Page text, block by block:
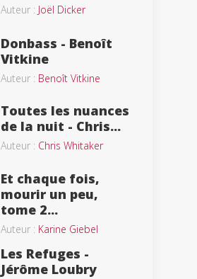
Auteur : Joël Dicker
Donbass - Benoît
Vitkine
Auteur : Benoît Vitkine
Toutes les nuances
de la nuit - Chris...
Auteur : Chris Whitaker
Et chaque fois,
mourir un peu,
tome 2...
Auteur : Karine Giebel
Les Refuges -
Jérôme Loubry